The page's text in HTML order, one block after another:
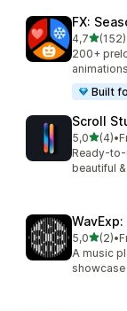
FX:
4,7z 5(152)
Celkový
200+
Built
Scroll
5,0z 5(4)
Celkový•
Ready-
beautiful
5,0z 5(2)
Celkový•
A music
showcase